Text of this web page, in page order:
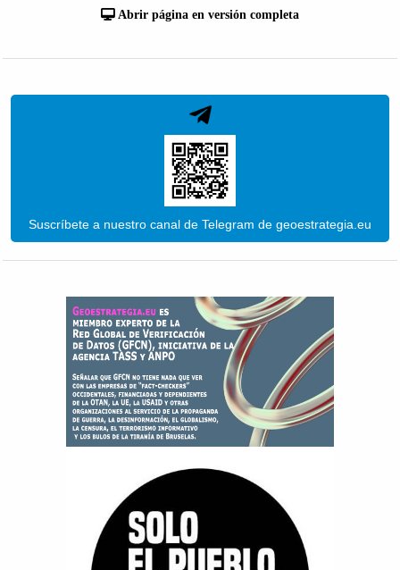
Abrir página en versión completa
Suscríbete a nuestro canal de Telegram de geoestrategia.eu